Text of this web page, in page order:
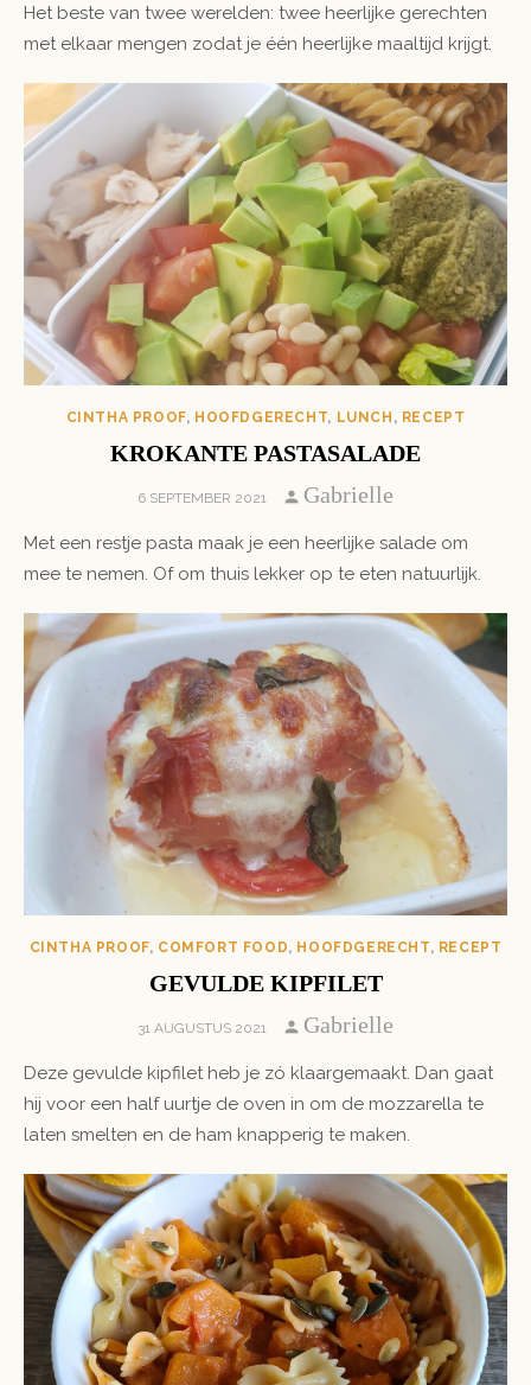
Het beste van twee werelden: twee heerlijke gerechten
met elkaar mengen zodat je één heerlijke maaltijd krijgt.
CINTHA PROOF, HOOFDGERECHT, LUNCH , RECEPT
KROKANTE PASTASALADE
POSTED
6 SEPTEMBER 2021 Author
Gabrielle
Met een restje pasta maak je een heerlijke salade om
mee te nemen. Of om thuis lekker op te eten natuurlijk.
CINTHA PROOF, COMFORT FOOD, HOOFDGERECHT, RECEPT
GEVULDE KIPFILET
POSTED
31 AUGUSTUS 2021 Author
Gabrielle
Deze gevulde kipfilet heb je zó klaargemaakt. Dan gaat
hij voor een half uurtje de oven in om de mozzarella te
laten smelten en de ham knapperig te maken.